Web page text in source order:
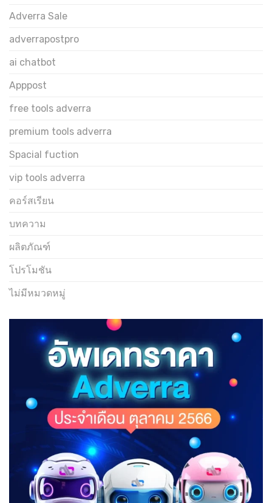
Adverra Sale
adverrapostpro
ai chatbot
Apppost
free tools adverra
premium tools adverra
Spacial fuction
vip tools adverra
คอร์สเรียน
บทความ
ผลิตภัณฑ์
โปรโมชัน
ไม่มีหมวดหมู่